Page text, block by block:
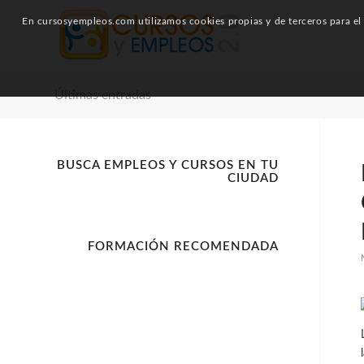
Últimas entradas
BUSCA EMPLEOS Y CURSOS EN TU
CIUDAD
FORMACIÓN RECOMENDADA
En cursosyempleos.com utilizamos cookies propias y de terceros para